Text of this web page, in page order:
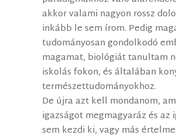
akkor valami nagyon rossz
inkább le sem írom. Pedig
tudományosan gondolkodó
magamat, biológiát tanultam
iskolás fokon, és általában
természettudományokhoz.
De újra azt kell mondanom,
igazságot megmagyaráz és az
sem kezdi ki, vagy más